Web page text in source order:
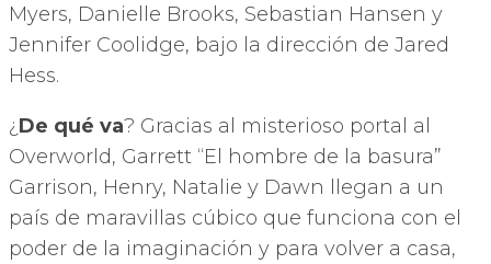
Myers, Danielle Brooks, Sebastian Hansen y
Jennifer Coolidge, bajo la dirección de Jared
Hess.
¿ De qué va? Gracias al misterioso portal al
Overworld, Garrett “El hombre de la basura”
Garrison, Henry, Natalie y Dawn llegan a un
país de maravillas cúbico que funciona con el
poder de la imaginación y para volver a casa,